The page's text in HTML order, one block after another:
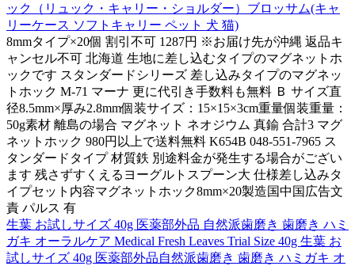
ック（リュック・キャリー・ショルダー）ブロッサム(キャ
リーケース ソフトキャリー ペット 犬 猫)
8mmタイプ×20個 割引不可 1287円 ※お届け先が沖縄 返品キ
ャンセル不可 北海道 生地に差し込むタイプのマグネットホ
ックです スタンダードシリーズ 差し込みタイプのマグネッ
トホック M-71 マーナ 更に代引き手数料も無料 Ｂ サイズ直
径8.5mm×厚み2.8mm個装サイズ：15×15×3cm重量個装重量：
50g素材 離島の場合 マグネット ネオジウム 真鍮 合計3 マグ
ネットホック 980円以上で送料無料 K654B 048-551-7965 ス
タンダードタイプ 材質鉄 別途料金が発生する場合がござい
ます 残さずすくえるヨーグルトスプーン大 仕様差し込みタ
イプセット内容マグネットホック8mm×20製造国中国広告文
責 パルス 有
生葉 お試しサイズ 40g 医薬部外品 自然派歯磨き 歯磨き ハミ
ガキ オーラルケア Medical Fresh Leaves Trial Size 40g 生葉 お
試しサイズ 40g 医薬部外品自然派歯磨き 歯磨き ハミガキ オ